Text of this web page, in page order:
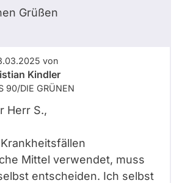
Grüßen
von
Kindler
90/­DIE GRÜNEN
Herr S.,
Mittel verwendet, muss
entscheiden. Ich selbst